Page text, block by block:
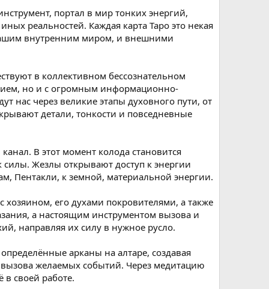
портал в мир тонких энергий,
реальностей. Каждая карта Таро это некая
внутренним миром, и внешними
в коллективном бессознательном
но и с огромным информационно-
нас через великие этапы духовного пути, от
детали, тонкости и повседневные
В этот момент колода становится
Жезлы открывают доступ к энергии
Пентакли, к земной, материальной энергии.
хозяином, его духами покровителями, а также
а настоящим инструментом вызова и
направляя их силу в нужное русло.
арканы на алтаре, создавая
желаемых событий. Через медитацию
в своей работе.